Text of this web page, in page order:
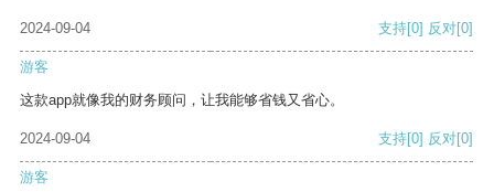
2024-09-04 支持[0] 反对[0]
游客
这款app就像我的财务顾问，让我能够省钱又省心。
2024-09-04 支持[0] 反对[0]
游客